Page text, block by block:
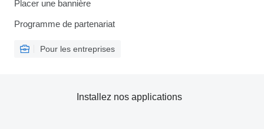
Placer une bannière
Programme de partenariat
Pour les entreprises
Installez nos applications